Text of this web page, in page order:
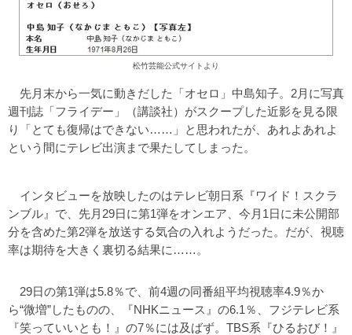
松竹芸能公式サイトより
先月末から一気に動きだした「オセロ」中島知子。2月に写真
週刊誌「フライデー」（講談社）がスクープした近影を見る限
り「とても復帰はできない……」と思われたが、あれよあれよ
という間にテレビ出演まで果たしてしまった。
インタビューを放映したのはテレビ朝日系『ワイド！スクラ
ンブル』で、先月29日に第1弾をオンエア、今月1日に未公開部
分を含めた第2弾を放送する気合の入れようだった。だが、視聴
率は期待を大きく裏切る結果に……。
29日の第1弾は5.8％で、前4週の同番組平均視聴率4.9％か
ら“微増”したものの、『NHKニュース』の6.1％、フジテレビ系
『笑っていいとも！』の7％には及ばず。TBS系『ひるおび！』